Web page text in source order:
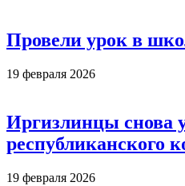
Провели урок в
19 февраля 2026
Иргизлинцы снова
республиканского
19 февраля 2026